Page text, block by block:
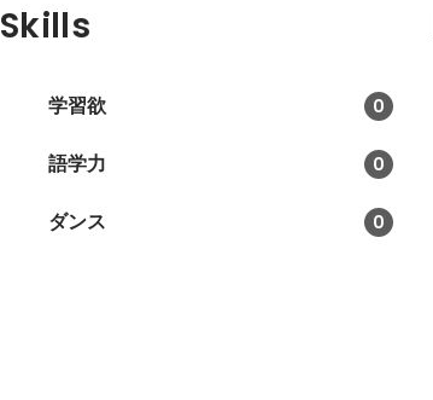
Skills
学習欲 0
語学力 0
ダンス 0